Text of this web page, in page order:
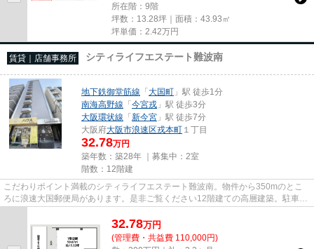
所在階：9階
坪数：13.28坪｜面積：43.93㎡
坪単価： 2.42万円
賃貸｜店舗事務所 シティライフエステート難波南
地下鉄御堂筋線 「大国町 」駅 徒歩1分
南海高野線 「今宮戎 」駅 徒歩3分
大阪環状線 「新今宮 」駅 徒歩7分
大阪府大阪市浪速区戎本町 １丁目
32.78万円
築年数：築28年 ｜募集中： 2室
階数：12階建
こだわりポイント満載のシティライフエステート難波南。物件から350mのとこ
ろに浪速大国郵便局があります。是非ご覧ください12階建ての高層建築。駐車場
までの距離は200mです。クレジ...
32.78万円
(管理費・共益費 110,000円)